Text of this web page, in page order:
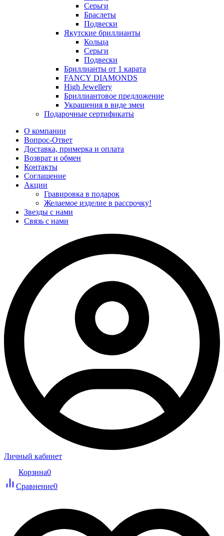
Серьги
Браслеты
Подвески
Якутские бриллианты
Кольца
Серьги
Подвески
Бриллианты от 1 карата
FANCY DIAMONDS
High Jewellery
Бриллиантовое предложение
Украшения в виде змеи
Подарочные сертификаты
О компании
Вопрос-Ответ
Доставка, примерка и оплата
Возврат и обмен
Контакты
Соглашение
Акции
Гравировка в подарок
Желаемое изделие в рассрочку!
Звезды с нами
Связь с нами
Личный кабинет
Корзина0
Сравнение0